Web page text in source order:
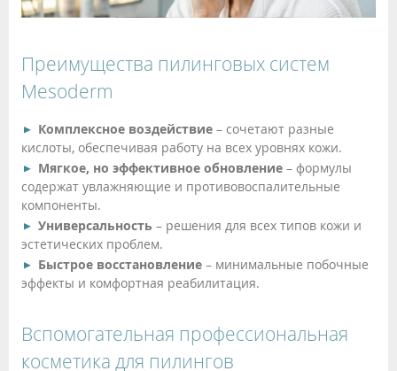
Преимущества пилинговых систем
Mesoderm
Комплексное воздействие – сочетают разные
кислоты, обеспечивая работу на всех уровнях кожи.
Мягкое, но эффективное обновление – формулы
содержат увлажняющие и противовоспалительные
компоненты.
Универсальность – решения для всех типов кожи и
эстетических проблем.
Быстрое восстановление – минимальные побочные
эффекты и комфортная реабилитация.
Вспомогательная профессиональная
косметика для пилингов